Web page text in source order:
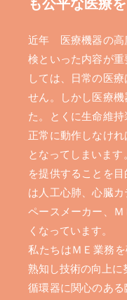
も公平な医療
近年 医療機器の高
検といった内容が重
しては、日常の医
せん。しかし医療
た。とくに生命維
正常に動作しなけ
となってしまいま
を提供することを
は人工心肺、心臓
ペースメーカー、
くなっています。
私たちはＭＥ業務
熟知し技術の向上に
循環器に関心のあ